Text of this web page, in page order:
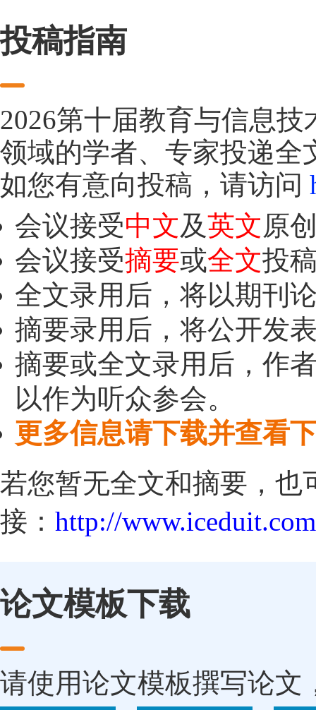
投稿指南
2026第十届教育与信息
领域的学者、专家投递全
如您有意向投稿，请访问
会议接受中文及英文原
会议接受摘要或全文投
全文录用后，将以期刊
摘要录用后，将公开发
摘要或全文录用后，作
以作为听众参会。
更多信息请下载并查看
若您暂无全文和摘要，也
接： http://
论文模板下载
请使用论文模板撰写论文